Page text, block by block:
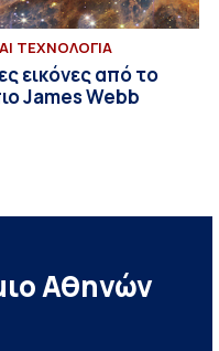
ΤΕΧΝΟΛΟΓΙΑ
εικόνες από το
James Webb
Αθηνών